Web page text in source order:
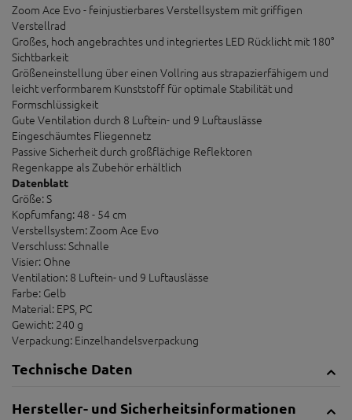
Zoom Ace Evo - feinjustierbares Verstellsystem mit griffigen
Verstellrad
Großes, hoch angebrachtes und integriertes LED Rücklicht mit 180°
Sichtbarkeit
Größeneinstellung über einen Vollring aus strapazierfähigem und
leicht verformbarem Kunststoff für optimale Stabilität und
Formschlüssigkeit
Gute Ventilation durch 8 Luftein- und 9 Luftauslässe
Eingeschäumtes Fliegennetz
Passive Sicherheit durch großflächige Reflektoren
Regenkappe als Zubehör erhältlich
Datenblatt
Größe: S
Kopfumfang: 48 - 54 cm
Verstellsystem: Zoom Ace Evo
Verschluss: Schnalle
Visier: Ohne
Ventilation: 8 Luftein- und 9 Luftauslässe
Farbe: Gelb
Material: EPS, PC
Gewicht: 240 g
Verpackung: Einzelhandelsverpackung
Technische Daten
Hersteller- und Sicherheitsinformationen